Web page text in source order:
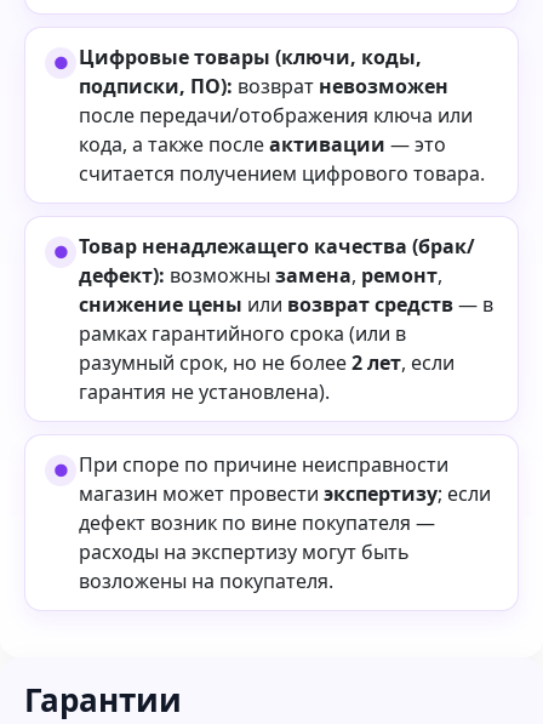
Цифровые товары (ключи, коды,
подписки, ПО): возврат невозможен
после передачи/отображения ключа или
кода, а также послеактивации — это
считается получением цифрового товара.
Товар ненадлежащего качества (брак/
дефект): возможны замена, ремонт,
снижение цены или возврат средств— в
рамках гарантийного срока (или в
разумный срок, но не более2 лет, если
гарантия не установлена).
При споре по причине неисправности
магазин может провести экспертизу; если
дефект возник по вине покупателя —
расходы на экспертизу могут быть
возложены на покупателя.
Гарантии